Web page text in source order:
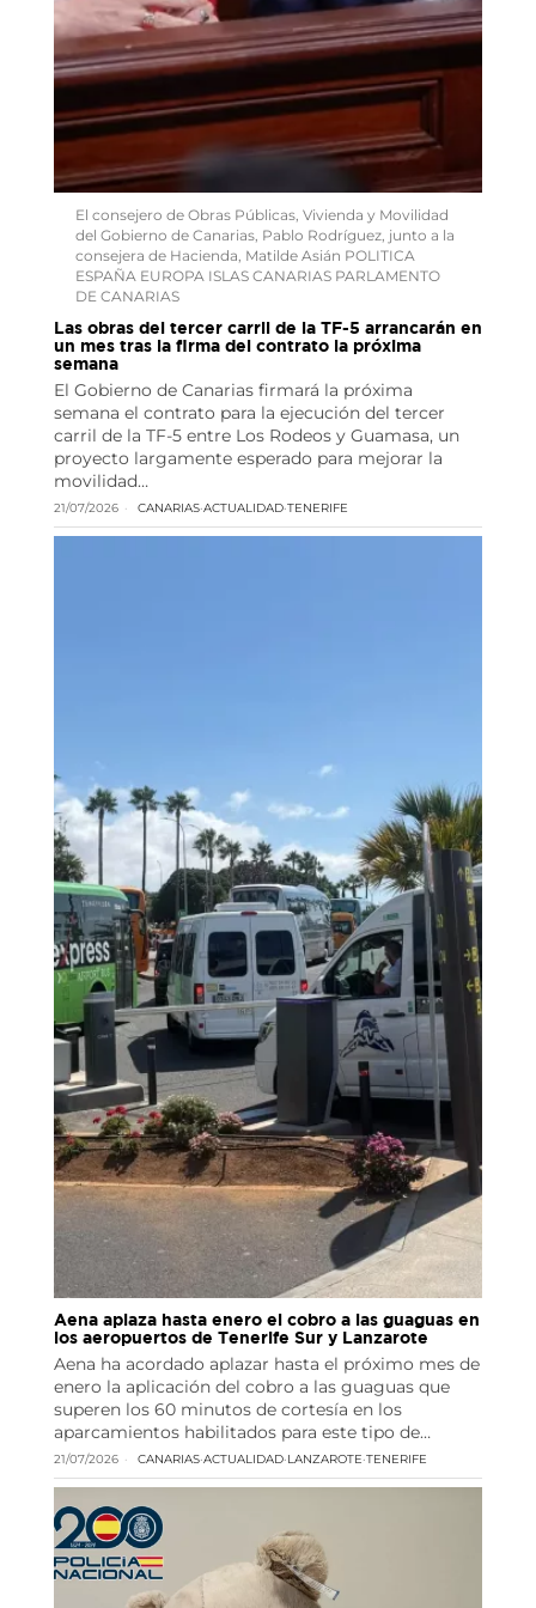
El consejero de Obras Públicas, Vivienda y Movilidad
del Gobierno de Canarias, Pablo Rodríguez, junto a la
consejera de Hacienda, Matilde Asián POLITICA
ESPAÑA EUROPA ISLAS CANARIAS PARLAMENTO
DE CANARIAS
Las obras del tercer carril de la TF-5 arrancarán en
un mes tras la firma del contrato la próxima
semana
El Gobierno de Canarias firmará la próxima
semana el contrato para la ejecución del tercer
carril de la TF-5 entre Los Rodeos y Guamasa, un
proyecto largamente esperado para mejorar la
movilidad…
21/07/2026 CANARIAS·ACTUALIDAD·TENERIFE
Aena aplaza hasta enero el cobro a las guaguas en
los aeropuertos de Tenerife Sur y Lanzarote
Aena ha acordado aplazar hasta el próximo mes de
enero la aplicación del cobro a las guaguas que
superen los 60 minutos de cortesía en los
aparcamientos habilitados para este tipo de…
21/07/2026 CANARIAS·ACTUALIDAD·LANZAROTE·TENERIFE